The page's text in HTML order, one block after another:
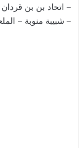
– اتحاد بن بن
– شبيبة منوبة –